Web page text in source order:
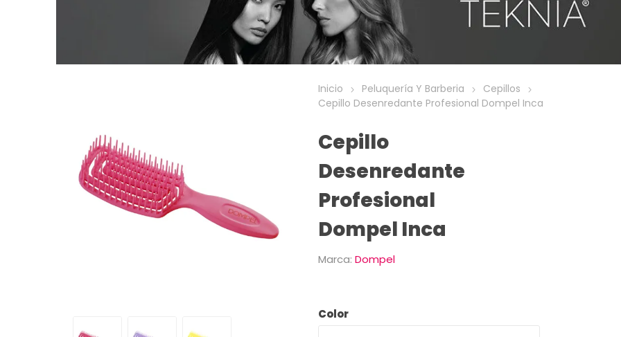
Inicio Peluquería Y Barberia
Cepillos
Cepillo Desenredante Profesional Dompel Inca
Cepillo
Desenredante
Profesional
Dompel Inca
Marca: Dompel
Color